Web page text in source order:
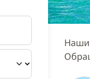
Наши